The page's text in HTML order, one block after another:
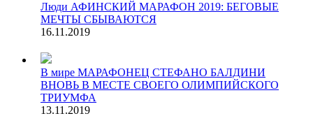
Люди АФИНСКИЙ МАРАФОН 2019: БЕГОВЫЕ
МЕЧТЫ СБЫВАЮТСЯ
16.11.2019
В мире МАРАФОНЕЦ СТЕФАНО БАЛДИНИ
ВНОВЬ В МЕСТЕ СВОЕГО ОЛИМПИЙСКОГО
ТРИУМФА
13.11.2019